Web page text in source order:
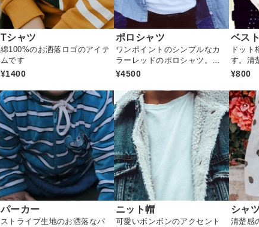
Tシャツ
綿100%のお洒落ロゴのアイテ
ムです
¥1400
ポロシャツ
ワンポイントのシンプルなカ
ラーレッドのポロシャツ。ラ
フに着れる定番なアイテムで
¥4500
ベスト
ドット
す。清
テムで
¥800
パーカー
ストライプ生地のお洒落なパ
ニット帽
可愛いボンボンのアクセント
シャツ
清楚感